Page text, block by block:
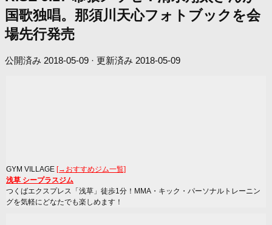
国歌独唱。那須川天心フォトブックを会
場先行発売
公開済み 2018-05-09 · 更新済み 2018-05-09
GYM VILLAGE [→おすすめジム一覧]
浅草 シープラスジム
つくばエクスプレス「浅草」徒歩1分！MMA・キック・パーソナルトレーニン
グを気軽にどなたでも楽しめます！